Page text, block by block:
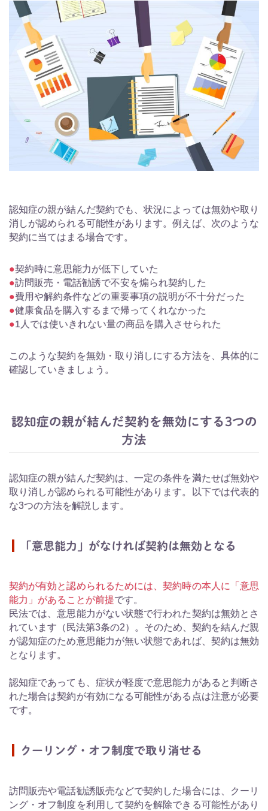
認知症の親が結んだ契約でも、状況によっては無効や取り
消しが認められる可能性があります。例えば、次のような
契約に当てはまる場合です。
契約時に意思能力が低下していた
訪問販売・電話勧誘で不安を煽られ契約した
費用や解約条件などの重要事項の説明が不十分だった
健康食品を購入するまで帰ってくれなかった
1人では使いきれない量の商品を購入させられた
このような契約を無効・取り消しにする方法を、具体的に
確認していきましょう。
認知症の親が結んだ契約を無効にする3つの
方法
認知症の親が結んだ契約は、一定の条件を満たせば無効や
取り消しが認められる可能性があります。以下では代表的
な3つの方法を解説します。
「意思能力」がなければ契約は無効となる
契約が有効と認められるためには、契約時の本人に「意思
能力」があることが前提です。
民法では、意思能力がない状態で行われた契約は無効とさ
れています（民法第3条の2）。そのため、契約を結んだ親
が認知症のため意思能力が無い状態であれば、契約は無効
となります。
認知症であっても、症状が軽度で意思能力があると判断さ
れた場合は契約が有効になる可能性がある点は注意が必要
です。
クーリング・オフ制度で取り消せる
訪問販売や電話勧誘販売などで契約した場合には、クーリ
ング・オフ制度を利用して契約を解除できる可能性があり